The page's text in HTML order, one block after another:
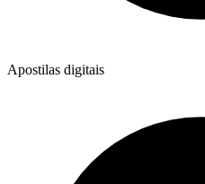
Apostilas digitais